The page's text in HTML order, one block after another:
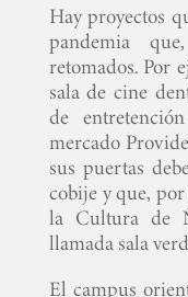
Hay proyectos
pandemia
retomados. Por
sala de cine
de
mercado
sus puertas
cobije y que,
la Cultura de
llamada sala
El campus